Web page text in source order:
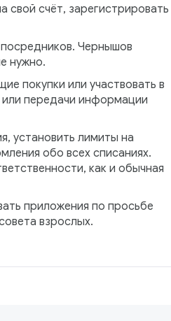
свой счёт, зарегистрировать
Чернышов
нужно.
покупки или участвовать в
или передачи информации
установить лимиты на
обо всех списаниях.
как и обычная
приложения по просьбе
взрослых.